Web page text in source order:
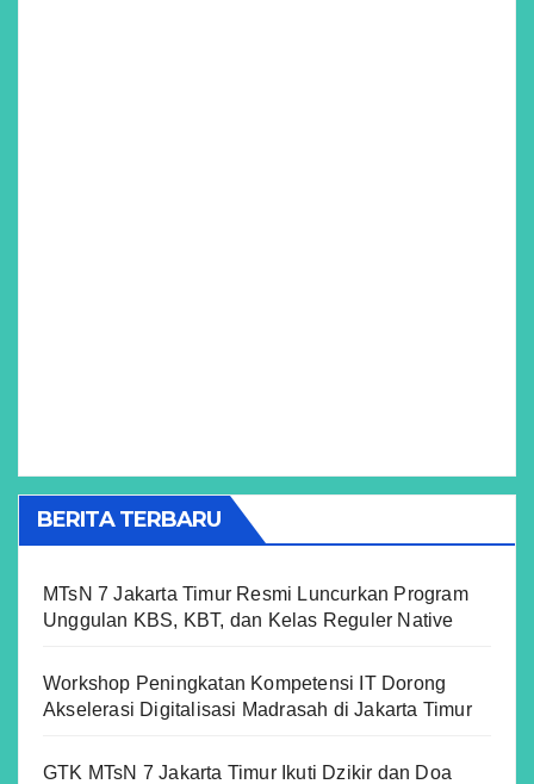
BERITA TERBARU
MTsN 7 Jakarta Timur Resmi Luncurkan Program
Unggulan KBS, KBT, dan Kelas Reguler Native
Workshop Peningkatan Kompetensi IT Dorong
Akselerasi Digitalisasi Madrasah di Jakarta Timur
GTK MTsN 7 Jakarta Timur Ikuti Dzikir dan Doa